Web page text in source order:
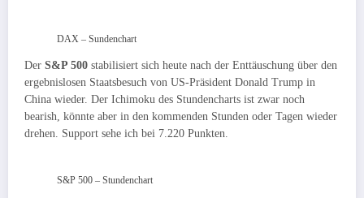
DAX – Sundenchart
Der S&P 500 stabilisiert sich heute nach der Enttäuschung über den
ergebnislosen Staatsbesuch von US-Präsident Donald Trump in
China wieder. Der Ichimoku des Stundencharts ist zwar noch
bearish, könnte aber in den kommenden Stunden oder Tagen wieder
drehen. Support sehe ich bei 7.220 Punkten.
S&P 500 – Stundenchart